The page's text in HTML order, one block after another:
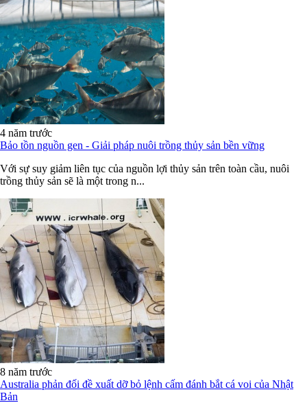
4 năm trước
Bảo tồn nguồn gen - Giải pháp nuôi trồng thủy sản bền vững
Với sự suy giảm liên tục của nguồn lợi thủy sản trên toàn cầu, nuôi
trồng thủy sản sẽ là một trong n...
8 năm trước
Australia phản đối đề xuất dỡ bỏ lệnh cấm đánh bắt cá voi của Nhật
Bản